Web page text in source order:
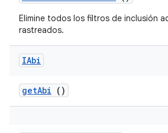
Elimine todos los filtros de inclusión
rastreados.
IAbi
getAbi ()